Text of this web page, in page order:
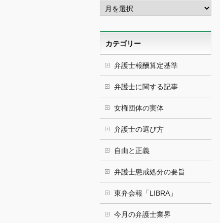
ー
イ
ブカテゴリー
弁護士報酬算定基準
弁護士に関する記事
女権団体の実体
弁護士の選び方
自由と正義
弁護士懲戒処分の要旨
東弁会報「LIBRA」
今月の弁護士業界